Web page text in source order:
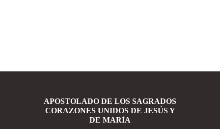
APOSTOLADO DE LOS SAGRADOS
CORAZONES UNIDOS DE JESÚS Y
DE MARÍA